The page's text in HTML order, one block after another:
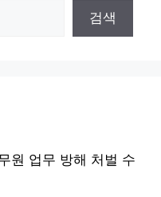
검색
원 업무 방해 처벌 수